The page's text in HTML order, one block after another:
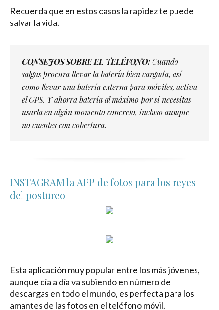
Recuerda que en estos casos la rapidez te puede
salvar la vida.
CONSEJOS SOBRE EL TELÉFONO:Cuando
salgas procura llevar la batería bien cargada, así
como llevar una batería externa para móviles, activa
el GPS. Y ahorra batería al máximo por si necesitas
usarla en algún momento concreto, incluso aunque
no cuentes con cobertura.
INSTAGRAM la APP de fotos para los reyes
del postureo
Esta aplicación muy popular entre los más jóvenes,
aunque día a día va subiendo en número de
descargas en todo el mundo, es perfecta para los
amantes de las fotos en el teléfono móvil.